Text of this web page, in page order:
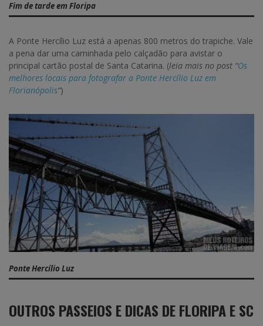
Fim de tarde em Floripa
A Ponte Hercílio Luz está a apenas 800 metros do trapiche. Vale
a pena dar uma caminhada pelo calçadão para avistar o
principal cartão postal de Santa Catarina. (leia mais no post “Os
melhores locais para fotografar a Ponte Hercílio Luz em
Florianópolis“)
Ponte Hercílio Luz
OUTROS PASSEIOS E DICAS DE FLORIPA E SC